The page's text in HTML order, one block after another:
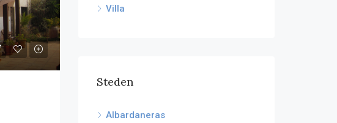
Villa
Steden
Albardaneras